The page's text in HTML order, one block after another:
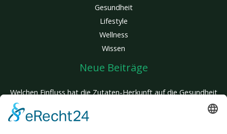
Gesundheit
Lifestyle
Wellness
Wissen
Neue Beiträge
Welchen Einfluss hat die Zutaten-Herkunft auf die Gesundheit
Glatte Haut, kein Aufwand: Entdecke den Unterschied einer